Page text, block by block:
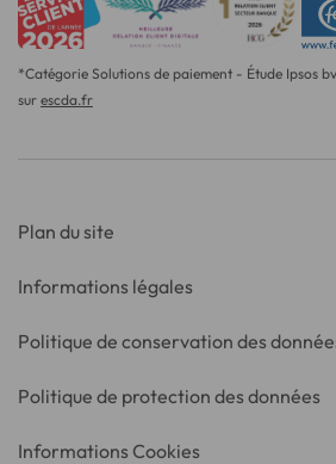
*Catégorie Solutions de paiement - Étude Ipsos
sur escda.fr
Plan du site
Informations légales
Politique de conservation des
Politique de protection des données
Informations Cookies